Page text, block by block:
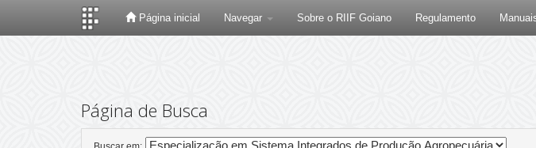
Página inicial Navegar Sobre o RIIF Goiano Regulamento
Página de Busca